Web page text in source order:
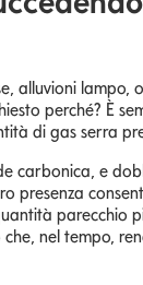
alluvioni lampo,
perché? È
di gas serra
carbonica, e
presenza
parecchio
nel tempo,